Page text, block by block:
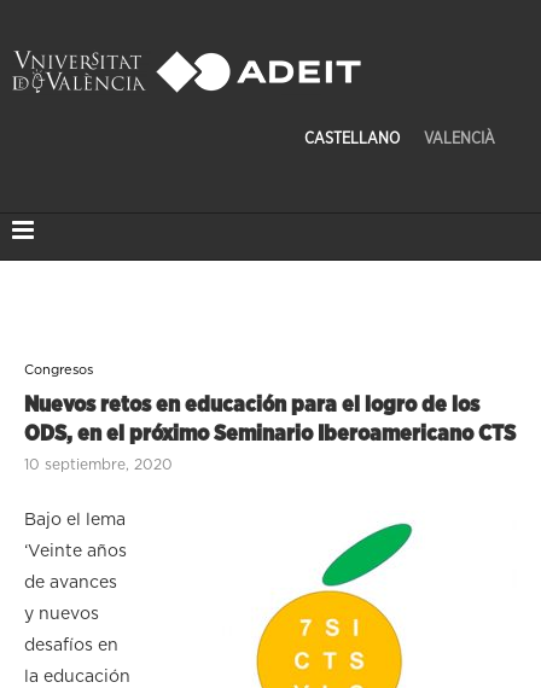
CASTELLANO VALENCIÀ
Congresos
Nuevos retos en educación para el logro de los
ODS, en el próximo Seminario Iberoamericano CTS
10 septiembre, 2020
Bajo el lema
‘Veinte años
de avances
y nuevos
desafíos en
la educación